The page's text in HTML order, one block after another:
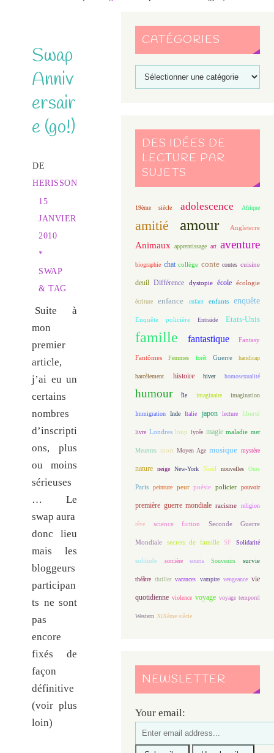
Swap
Anniv
ersair
e (go!)
DE
HERISSON
15
JANVIER
2010
*
SWAP
& TAG
Suite à
mon
premier
article,
j’ai eu un
certains
nombres
d’inscripti
ons, plus
ou moins
sérieuses
… Le
swap aura
donc lieu
mais les
bloggeurs
participan
ts ne sont
pas
encore
fixés de
façon
définitive
(voir plus
loin)
CATÉGORIES
DES IDÉES DE
LECTURE PAR
SUJETS
19ème siècle adolescence Afrique
amitié amour Angleterre
Animaux apprentissage art aventure
biographie chat collège conte contes cuisine
deuil Différence dystopie école écologie
écriture enfance enfant enfants enquête
Enquête policière Entraide Etats-Unis
famille fantastique Fantasy
Fantômes Femmes forêt Guerre handicap
harcèlement histoire hiver homosexualité
humour île imaginaire imagination
Immigration Inde Italie japon lecture liberté
livre Londres loup lycée magie maladie mer
Meurtres mort Moyen Age musique mystère
nature neige New-York Noël nouvelles Ours
Paris peinture peur poésie policier pouvoir
première guerre mondiale racisme religion
rêve science fiction Seconde Guerre
Mondiale secrets de famille SF Solidarité
solitude sorcière souris Souvenirs survie
théâtre thriller vacances vampire vengeance vie
quotidienne violence voyage voyage temporel
Western XIXème siècle
NEWSLETTER
Your email: